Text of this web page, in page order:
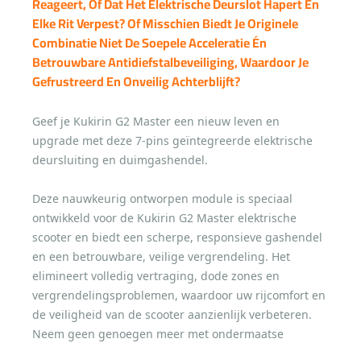
Elke Rit Verpest? Of Misschien Biedt Je Originele
Combinatie Niet De Soepele Acceleratie Én
Betrouwbare Antidiefstalbeveiliging, Waardoor Je
Gefrustreerd En Onveilig Achterblijft?
Geef je Kukirin G2 Master een nieuw leven en
upgrade met deze 7-pins geïntegreerde elektrische
deursluiting en duimgashendel.
Deze nauwkeurig ontworpen module is speciaal
ontwikkeld voor de Kukirin G2 Master elektrische
scooter en biedt een scherpe, responsieve gashendel
en een betrouwbare, veilige vergrendeling. Het
elimineert volledig vertraging, dode zones en
vergrendelingsproblemen, waardoor uw rijcomfort en
de veiligheid van de scooter aanzienlijk verbeteren.
Neem geen genoegen meer met ondermaatse